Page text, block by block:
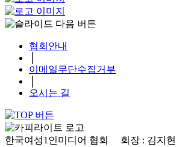
협회안내
이메일무단수집거부
오시는 길
한국여성1인미디어 협회 회장 : 김지현